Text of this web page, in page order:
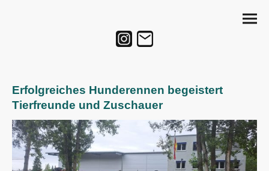
Erfolgreiches Hunderennen begeistert
Tierfreunde und Zuschauer